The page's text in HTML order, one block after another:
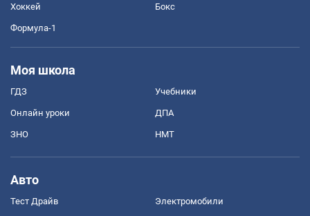
Хоккей Бокс
Формула-1
Моя школа
ГДЗ Учебники
Онлайн уроки ДПА
ЗНО НМТ
Авто
Тест Драйв Электромобили